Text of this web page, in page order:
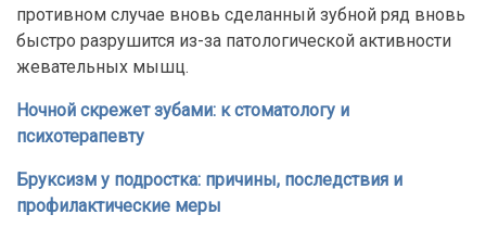
противном случае вновь сделанный зубной ряд вновь
быстро разрушится из-за патологической активности
жевательных мышц.
Ночной скрежет зубами: к стоматологу и
психотерапевту
Бруксизм у подростка: причины, последствия и
профилактические меры